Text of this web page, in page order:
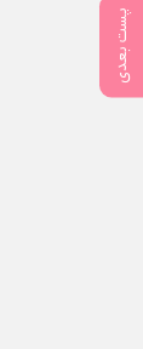
پست بعدی